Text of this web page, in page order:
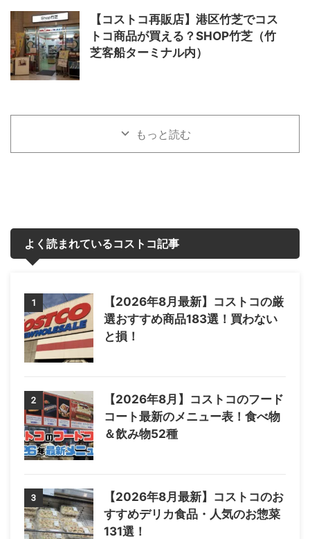
【コストコ再販店】港区竹芝でコス
トコ商品が買える？SHOP竹芝（竹
芝客船ターミナル内）
もっと読む
よく読まれているコストコ記事
1
【2026年8月最新】コストコの厳
選おすすめ商品183選！買わない
と損！
2
【2026年8月】コストコのフード
コート最新のメニュー表！食べ物
＆飲み物52種
3
【2026年8月最新】コストコのお
すすめデリカ食品・人気のお惣菜
131選！